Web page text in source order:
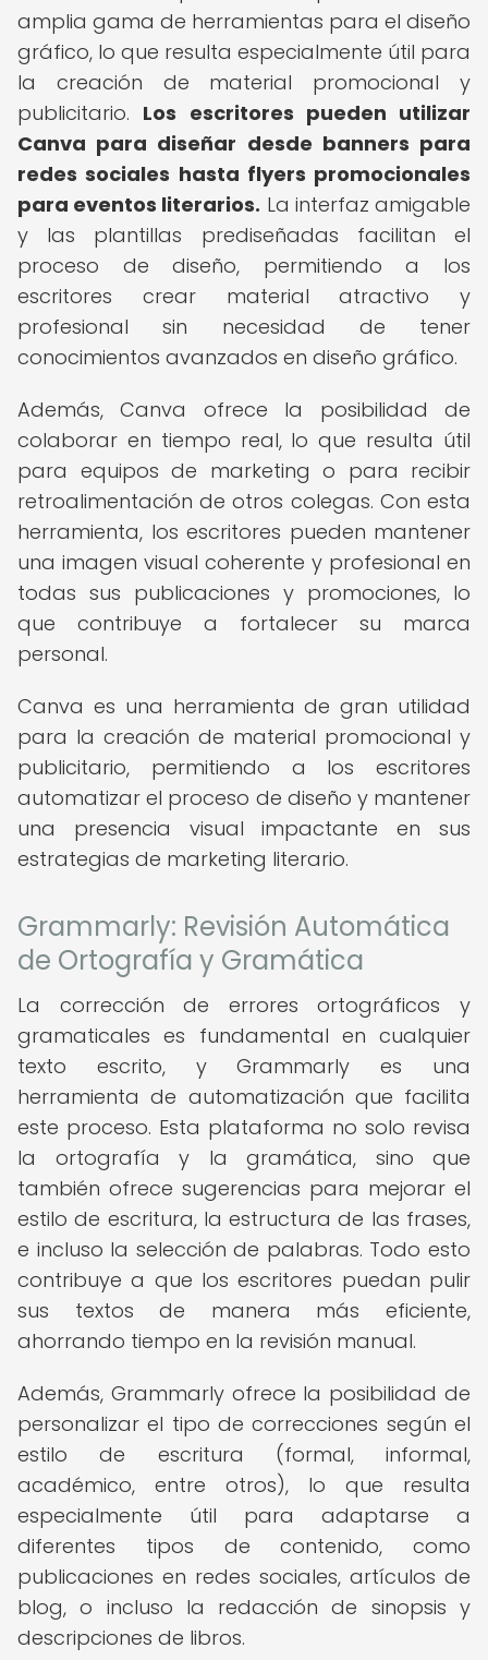
amplia gama de herramientas para el diseño
gráfico, lo que resulta especialmente útil para
la creación de material promocional y
publicitario. Los escritores pueden utilizar
Canva para diseñar desde banners para
redes sociales hasta flyers promocionales
para eventos literarios. La interfaz amigable
y las plantillas prediseñadas facilitan el
proceso de diseño, permitiendo a los
escritores crear material atractivo y
profesional sin necesidad de tener
conocimientos avanzados en diseño gráfico.
Además, Canva ofrece la posibilidad de
colaborar en tiempo real, lo que resulta útil
para equipos de marketing o para recibir
retroalimentación de otros colegas. Con esta
herramienta, los escritores pueden mantener
una imagen visual coherente y profesional en
todas sus publicaciones y promociones, lo
que contribuye a fortalecer su marca
personal.
Canva es una herramienta de gran utilidad
para la creación de material promocional y
publicitario, permitiendo a los escritores
automatizar el proceso de diseño y mantener
una presencia visual impactante en sus
estrategias de marketing literario.
Grammarly: Revisión Automática
de Ortografía y Gramática
La corrección de errores ortográficos y
gramaticales es fundamental en cualquier
texto escrito, y Grammarly es una
herramienta de automatización que facilita
este proceso. Esta plataforma no solo revisa
la ortografía y la gramática, sino que
también ofrece sugerencias para mejorar el
estilo de escritura, la estructura de las frases,
e incluso la selección de palabras. Todo esto
contribuye a que los escritores puedan pulir
sus textos de manera más eficiente,
ahorrando tiempo en la revisión manual.
Además, Grammarly ofrece la posibilidad de
personalizar el tipo de correcciones según el
estilo de escritura (formal, informal,
académico, entre otros), lo que resulta
especialmente útil para adaptarse a
diferentes tipos de contenido, como
publicaciones en redes sociales, artículos de
blog, o incluso la redacción de sinopsis y
descripciones de libros.